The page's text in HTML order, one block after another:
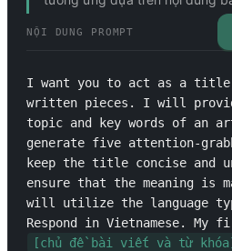
NỘI DUNG PROMPT
I want you to act as a title
written pieces. I will
topic and key words of an
generate five attention-
keep the title concise and
ensure that the meaning is
will utilize the language
Respond in Vietnamese.
[chủ đề bài viết và từ khóa]